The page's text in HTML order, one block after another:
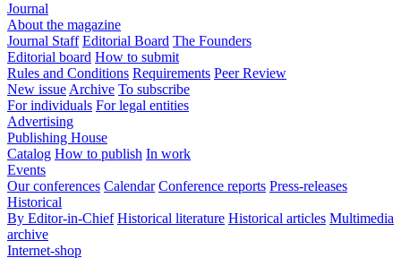
Journal
About the magazine
Journal Staff Editorial Board The Founders
Editorial board How to submit
Rules and Conditions Requirements Peer Review
New issue Archive To subscribe
For individuals For legal entities
Advertising
Publishing House
Catalog How to publish In work
Events
Our conferences Calendar Conference reports Press-releases
Historical
By Editor-in-Chief Historical literature Historical articles Multimedia
archive
Internet-shop